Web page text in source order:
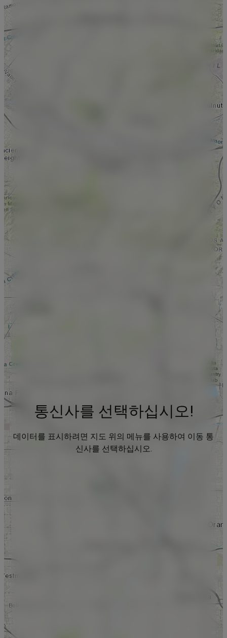
통신사를 선택하십시오!
데이터를 표시하려면 지도 위의 메뉴를 사용하여 이동 통
신사를 선택하십시오.